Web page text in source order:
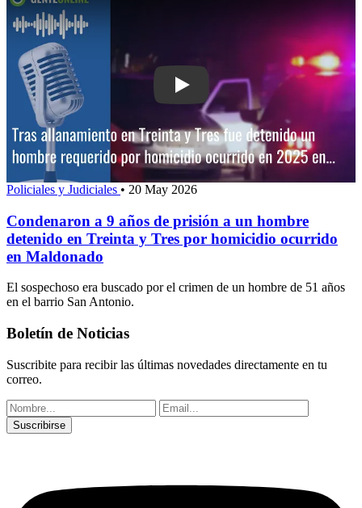
Play: Condenaron a 9 años de prisión
Policiales y Judiciales • 20 May 2026
Condenaron a 9 años de prisión a un hombre
detenido en Treinta y Tres por homicidio ocurrido
en Maldonado
El sospechoso era buscado por el crimen de un hombre de 51 años
en el barrio San Antonio.
Boletín de Noticias
Suscribite para recibir las últimas novedades directamente en tu
correo.
Suscribirse